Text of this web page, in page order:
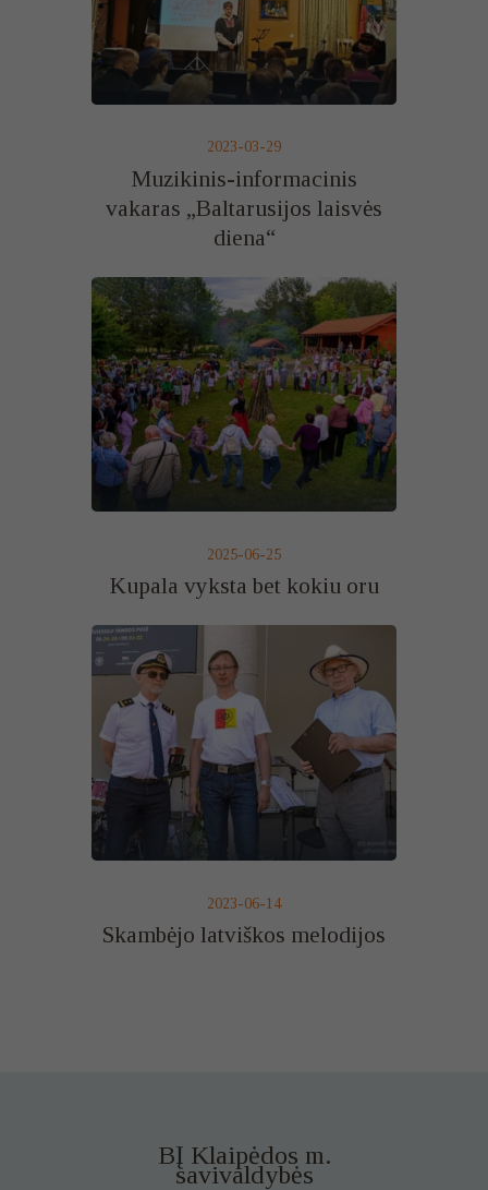
2023-03-29
Muzikinis-informacinis
vakaras „Baltarusijos laisvės
diena“
2025-06-25
Kupala vyksta bet kokiu oru
2023-06-14
Skambėjo latviškos melodijos
BĮ Klaipėdos m.
savivaldybės